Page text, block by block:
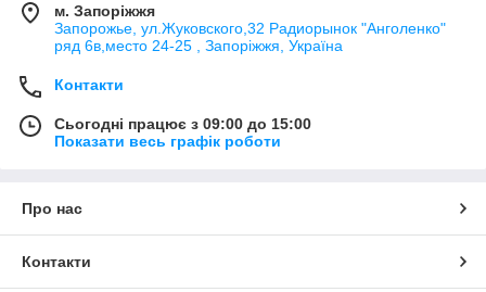
м. Запоріжжя
Запорожье, ул.Жуковского,32 Радиорынок "Анголенко"
ряд 6в,место 24-25 , Запоріжжя, Україна
Контакти
Сьогодні працює з 09:00 до 15:00
Показати весь графік роботи
Про нас
Контакти